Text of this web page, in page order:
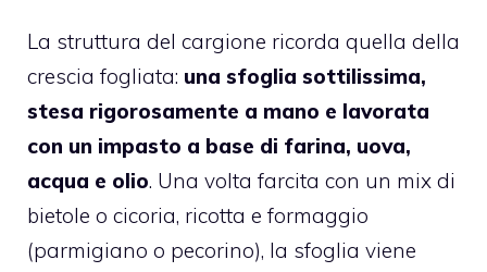
La struttura del cargione ricorda quella della
crescia fogliata: una sfoglia sottilissima,
stesa rigorosamente a mano e lavorata
con un impasto a base di farina, uova,
acqua e olio. Una volta farcita con un mix di
bietole o cicoria, ricotta e formaggio
(parmigiano o pecorino), la sfoglia viene